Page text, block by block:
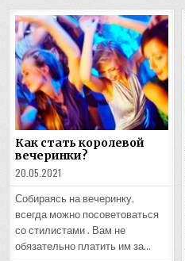
Как стать королевой
вечеринки?
20.05.2021
Собираясь на вечеринку,
всегда можно посоветоваться
со стилистами . Вам не
обязательно платить им за…